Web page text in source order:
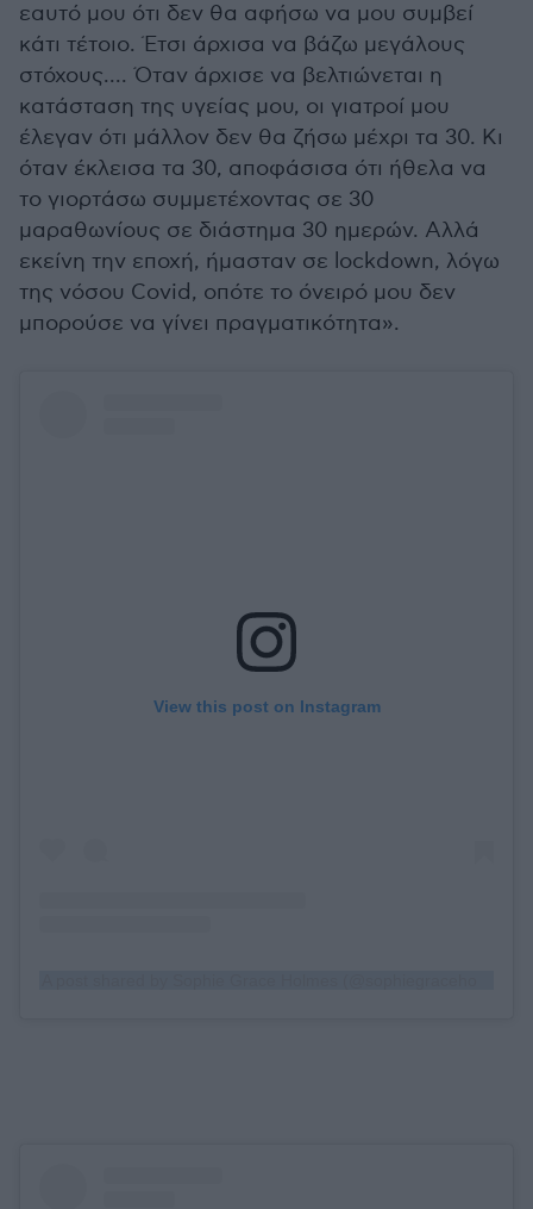
εαυτό μου ότι δεν θα αφήσω να μου συμβεί
κάτι τέτοιο. Έτσι άρχισα να βάζω μεγάλους
στόχους.... Όταν άρχισε να βελτιώνεται η
κατάσταση της υγείας μου, οι γιατροί μου
έλεγαν ότι μάλλον δεν θα ζήσω μέχρι τα 30. Κι
όταν έκλεισα τα 30, αποφάσισα ότι ήθελα να
το γιορτάσω συμμετέχοντας σε 30
μαραθωνίους σε διάστημα 30 ημερών. Αλλά
εκείνη την εποχή, ήμασταν σε lockdown, λόγω
της νόσου Covid, οπότε το όνειρό μου δεν
μπορούσε να γίνει πραγματικότητα».
View this post on Instagram